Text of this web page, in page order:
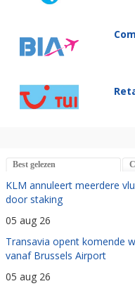
Best gelezen
KLM annuleert meerdere
door staking
05 aug 26
Transavia opent komende
vanaf Brussels Airport
05 aug 26